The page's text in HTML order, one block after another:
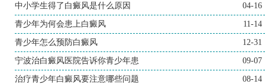
中小学生得了白癜风是什么原因 04-16
青少年为何会患上白癜风 11-14
青少年怎么预防白癜风 12-31
宁波治白癜风医院告诉你青少年患 09-07
治疗青少年白癜风要注意哪些问题 08-14